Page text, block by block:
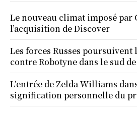
Le nouveau climat imposé par
l’acquisition de Discover
Les forces Russes poursuivent
contre Robotyne dans le sud
L’entrée de Zelda Williams
signification personnelle du